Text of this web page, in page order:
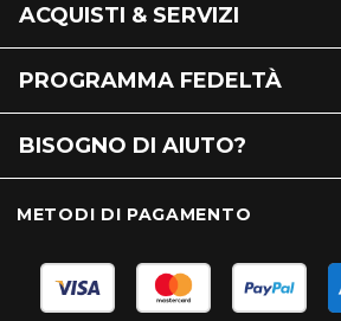
ACQUISTI & SERVIZI
PROGRAMMA FEDELTÀ
BISOGNO DI AIUTO?
METODI DI PAGAMENTO